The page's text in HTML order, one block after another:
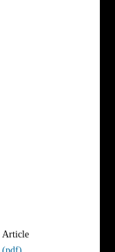
Article
(pdf)